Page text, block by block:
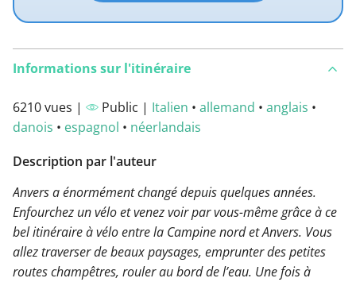
Informations sur l'itinéraire
6210 vues | Public | Italien • allemand • anglais •
danois • espagnol • néerlandais
Description par l'auteur
Anvers a énormément changé depuis quelques années.
Enfourchez un vélo et venez voir par vous-même grâce à ce
bel itinéraire à vélo entre la Campine nord et Anvers. Vous
allez traverser de beaux paysages, emprunter des petites
routes champêtres, rouler au bord de l’eau. Une fois à